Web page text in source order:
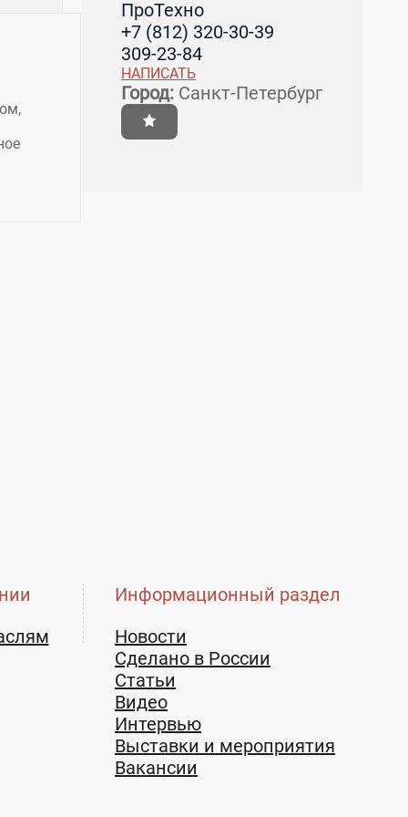
ПроТехно
+7 (812) 320-30-39
309-23-84
НАПИСАТЬ
Город: Санкт-Петербург
Информационный раздел
Новости
Сделано в России
Статьи
Видео
Интервью
Выставки и мероприятия
Вакансии